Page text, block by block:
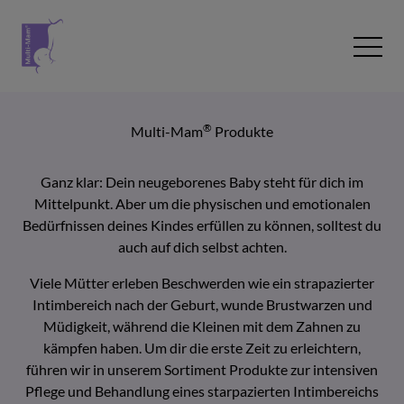
Multi-Mam® Produkte
Ganz klar: Dein neugeborenes Baby steht für dich im
Mittelpunkt. Aber um die physischen und emotionalen
Bedürfnissen deines Kindes erfüllen zu können, solltest du
auch auf dich selbst achten.
Viele Mütter erleben Beschwerden wie ein strapazierter
Intimbereich nach der Geburt, wunde Brustwarzen und
Müdigkeit, während die Kleinen mit dem Zahnen zu
kämpfen haben. Um dir die erste Zeit zu erleichtern,
führen wir in unserem Sortiment Produkte zur intensiven
Pflege und Behandlung eines starpazierten Intimbereichs